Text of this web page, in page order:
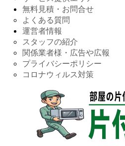
無料見積・お問合せ
よくある質問
運営者情報
スタッフの紹介
関係業者様・広告や広報
プライバシーポリシー
コロナウィルス対策